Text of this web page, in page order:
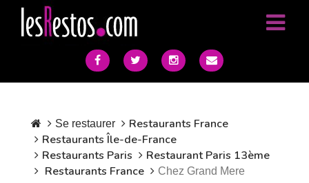
Se restaurer
Restaurants France
Restaurants Île-de-France
Restaurants Paris
Restaurant Paris 13ème
Restaurants France
Chez Grand Mere